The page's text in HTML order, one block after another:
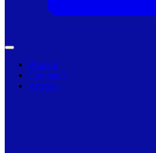
Primarii
Companii
Articole